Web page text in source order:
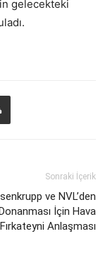
gelecekteki
Sonraki İçerik
ve NVL’den
İçin Hava
Anlaşması